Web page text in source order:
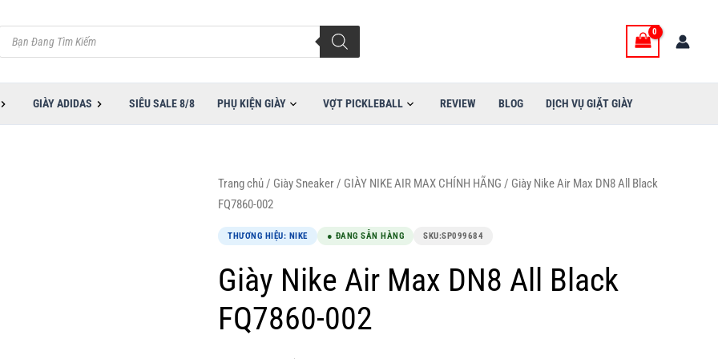
Tìm
kiếm
sản
GIÀY ADIDAS SIÊU SALE 8/8 PHỤ KIỆN GIÀY VỢT PICKLEBALL REVIEW BLOG DỊCH VỤ GIẶT GIÀY
Trang chủ/ Giày Sneaker/ GIÀY NIKE AIR MAX CHÍNH HÃNG / Giày Nike Air Max DN8 All Black
FQ7860-002
THƯƠNG HIỆU: NIKE ● ĐANG SẴN HÀNG SKU:SP099684
Giày Nike Air Max DN8 All Black
FQ7860-002
Giá
gốc
là:
5,600,000VND.
Giá
hiện
tại
là:
2,500,000VND.
Giày
Nike
Air
Max
DN8
All
Black
FQ7860-